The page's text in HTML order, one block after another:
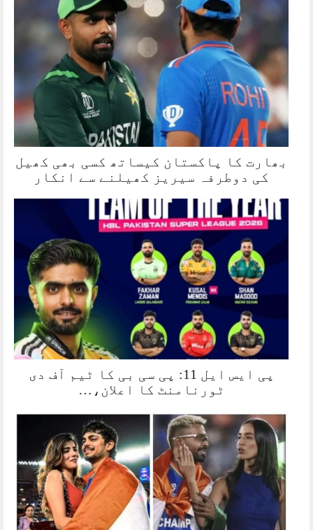
بھارت کا پاکستان کیساتھ کسی بھی کھیل
کی دوطرفہ سیریز کھیلنے سے انکار
پی ایس ایل 11: پی سی بی کا ٹیم آف دی
ٹورنامنٹ کا اعلان،…